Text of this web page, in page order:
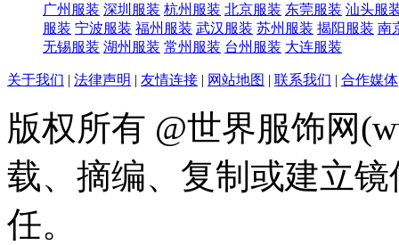
广州服装 深圳服装 杭州服装 北京服装 东莞服装 汕头服
服装 宁波服装 福州服装 武汉服装 苏州服装 揭阳服装 南
无锡服装 湖州服装 常州服装 台州服装 大连服装
关于我们 | 法律声明 | 友情连接 | 网站地图 | 联系我们 | 合作媒体
版权所有 @世界服饰网
载、摘编、复制或建立
任。